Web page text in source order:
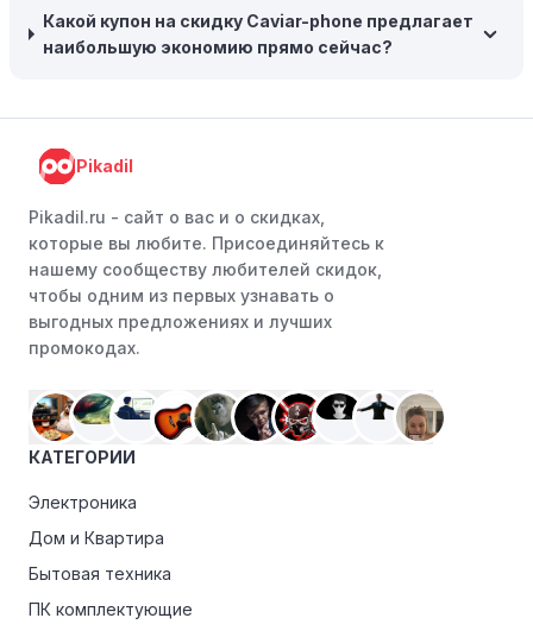
Следите за социальными сетями:Следите за Caviar-
phone в социальных сетях, таких как VK, Facebook или
Программы лояльности:
магазинами, чтобы пользоваться такими
преимуществами, как скидки только для участников,
ранний доступ к распродажам или эксклюзивным
акциям.
Особые скидки:
эксклюзивные скидки для студентов, ветеранов или
пенсионеров.
Какой купон на скидку Caviar-phone предлагает
наибольшую экономию прямо сейчас?
Pikadil
Pikadil.ru - cайт о вас и о скидках,
которые вы любите. Присоединяйтесь к
нашему сообществу любителей скидок,
чтобы одним из первых узнавать о
выгодных предложениях и лучших
промокодах.
КАТЕГОРИИ
Электроника
Дом и Квартира
Бытовая техника
ПК комплектующие